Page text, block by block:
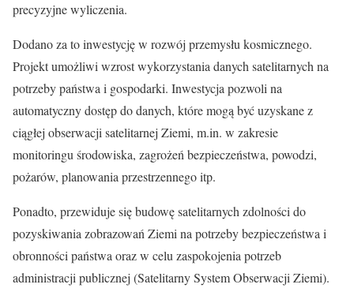
precyzyjne wyliczenia.
Dodano za to inwestycję w rozwój przemysłu kosmicznego.
Projekt umożliwi wzrost wykorzystania danych satelitarnych na
potrzeby państwa i gospodarki. Inwestycja pozwoli na
automatyczny dostęp do danych, które mogą być uzyskane z
ciągłej obserwacji satelitarnej Ziemi, m.in. w zakresie
monitoringu środowiska, zagrożeń bezpieczeństwa, powodzi,
pożarów, planowania przestrzennego itp.
Ponadto, przewiduje się budowę satelitarnych zdolności do
pozyskiwania zobrazowań Ziemi na potrzeby bezpieczeństwa i
obronności państwa oraz w celu zaspokojenia potrzeb
administracji publicznej (Satelitarny System Obserwacji Ziemi).